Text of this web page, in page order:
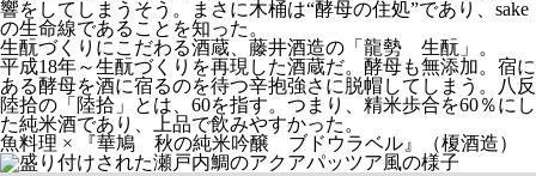
響をしてしまうそう。まさに木桶は“酵母の住処”であり、sake
の生命線であることを知った。
生酛づくりにこだわる酒蔵、藤井酒造の「龍勢 生酛」。
平成18年～生酛づくりを再現した酒蔵だ。酵母も無添加。宿に
ある酵母を酒に宿るのを待つ辛抱強さに脱帽してしまう。八反
陸拾の「陸拾」とは、60を指す。つまり、精米歩合を60％にし
た純米酒であり、上品で飲みやすかった。
魚料理 × 『華鳩 秋の純米吟醸 ブドウラベル』（榎酒造）